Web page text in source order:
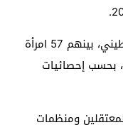
وتعتقل إسرائيل نحو 6 آلاف و500 فلسطيني، بينهم 57 امرأة
توقيف، بحسب إحصائيات
ومنظمات